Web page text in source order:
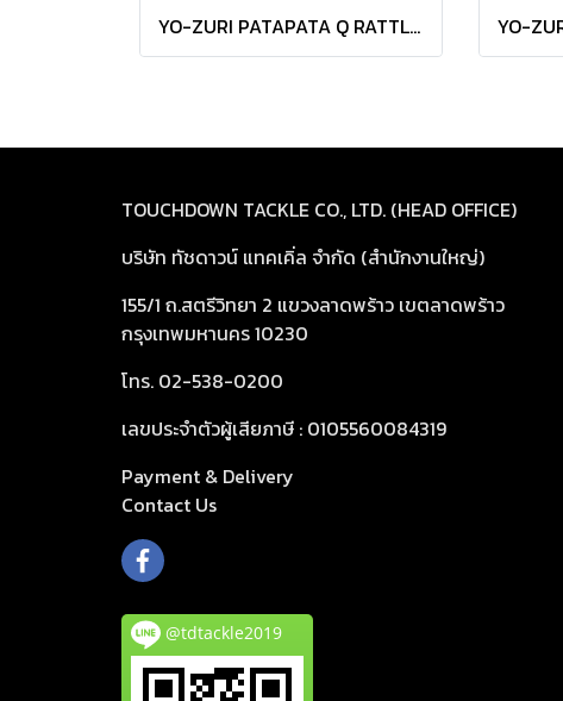
YO-ZURI PATAPATA Q RATTLE 2.5 โยกุ้ง ยอดนิยม มีเสียงในตัว
TOUCHDOWN TACKLE CO., LTD. (HEAD OFFICE)
บริษัท ทัชดาวน์ แทคเคิ่ล จำกัด (สำนักงานใหญ่)
155/1 ถ.สตรีวิทยา 2 แขวงลาดพร้าว เขตลาดพร้าว
กรุงเทพมหานคร 10230
โทร. 02-538-0200
เลขประจำตัวผู้เสียภาษี : 0105560084319
Payment & Delivery
Contact Us
@tdtackle2019